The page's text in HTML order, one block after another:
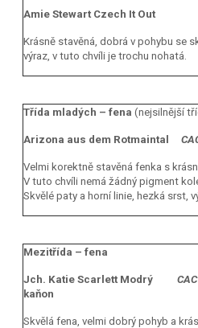
Amie Stewart Czech It Out
Krásně stavěná, dobrá v pohybu se
výraz, v tuto chvíli je trochu nohatá.
Třída mladých – fena (nejsilnější
Arizona aus dem Rotmaintal
Velmi korektně stavěná fenka s
V tuto chvíli nemá žádný pigment
Skvělé paty a horní linie, hezká srst,
Mezitřída – fena
Jch. Katie Scarlett Modrý
kaňon
CAC
Skvělá fena, velmi dobrý pohyb a